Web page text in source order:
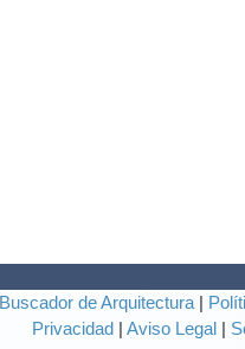
Buscador de Arquitectura|
Privacidad
Aviso Legal